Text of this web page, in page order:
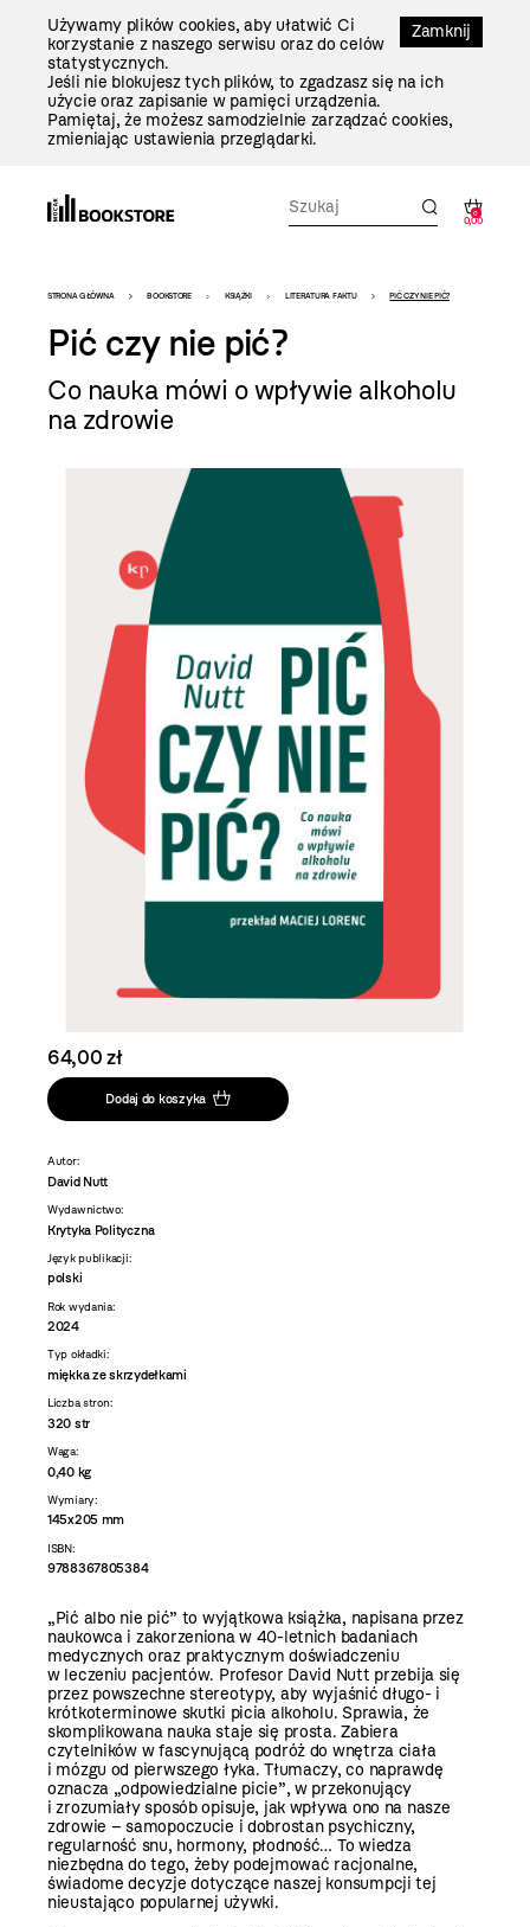
Zamknij
Używamy plików cookies, aby ułatwić Ci
korzystanie z naszego serwisu oraz do celów
statystycznych.
Jeśli nie blokujesz tych plików, to zgadzasz się na ich
użycie oraz zapisanie w pamięci urządzenia.
Pamiętaj, że możesz samodzielnie zarządzać cookies,
zmieniając ustawienia przeglądarki.
0
0,00
Bookstore
-
szablon
szczegóły
STRONA GŁÓWNA BOOKSTORE KSIĄŻKI LITERATURA FAKTU PIĆ CZY NIE PIĆ?
Pić czy nie pić?
Co nauka mówi o wpływie alkoholu
na zdrowie
64,00 zł
Dodaj do koszyka
Autor:
David Nutt
Wydawnictwo:
Krytyka Polityczna
Język publikacji:
polski
Rok wydania:
2024
Typ okładki:
miękka ze skrzydełkami
Liczba stron:
320 str
Waga:
0,40 kg
Wymiary:
145x205 mm
ISBN:
9788367805384
„Pić albo nie pić” to wyjątkowa książka, napisana przez
naukowca i zakorzeniona w 40-letnich badaniach
medycznych oraz praktycznym doświadczeniu
w leczeniu pacjentów. Profesor David Nutt przebija się
przez powszechne stereotypy, aby wyjaśnić długo- i
krótkoterminowe skutki picia alkoholu. Sprawia, że
skomplikowana nauka staje się prosta. Zabiera
czytelników w fascynującą podróż do wnętrza ciała
i mózgu od pierwszego łyka. Tłumaczy, co naprawdę
oznacza „odpowiedzialne picie”, w przekonujący
i zrozumiały sposób opisuje, jak wpływa ono na nasze
zdrowie – samopoczucie i dobrostan psychiczny,
regularność snu, hormony, płodność… To wiedza
niezbędna do tego, żeby podejmować racjonalne,
świadome decyzje dotyczące naszej konsumpcji tej
nieustająco popularnej używki.